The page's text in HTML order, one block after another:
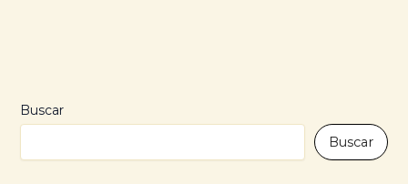
Buscar
Buscar